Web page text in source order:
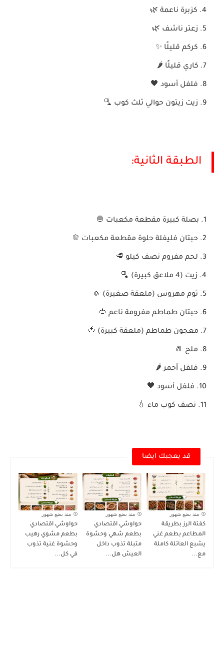
كزبرة ناعمة 🌿
زعتر ناشف 🌿
كركم قليلًا ✨
كاري قليلًا 🌶️
فلفل أسود 🖤
زيت زيتون حوالي ثلث كوب 🫗
الطبقة الثانية:
بصلة كبيرة مقطعة مكعبات 🧅
حبتان فليفلة حلوة مقطعة مكعبات 🫑
لحم مفروم نصف كيلو 🥩
زيت (4 ملاعق كبيرة) 🫗
ثوم مهروس (ملعقة صغيرة) 🧄
حبتان طماطم مفرومة ناعم 🍅
معجون طماطم (ملعقة كبيرة) 🍅
ملح 🧂
فلفل أحمر 🌶️
فلفل أسود 🖤
نصف كوب ماء 💧
قد يعجبك ايضا
منذ بضع شهور
كفتة الرز بطريقة
المطاعم بطعم غني
يشبع العائلة كاملة
مع...
منذ بضع شهور
حواوشي اقتصادي
بطعم شهي وحشوة
متبلة تذوب داخل
العيش هل...
منذ بضع شهور
حواوشي اقتصادي
بطعم مشوي رهيب
وحشوة غنية تذوب
في كل...